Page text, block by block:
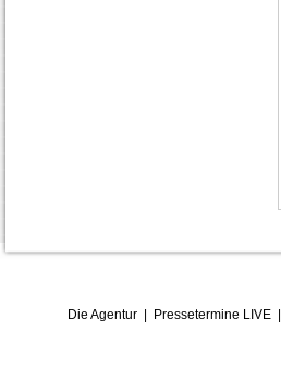
Die Agentur| Pressetermine LIVE|